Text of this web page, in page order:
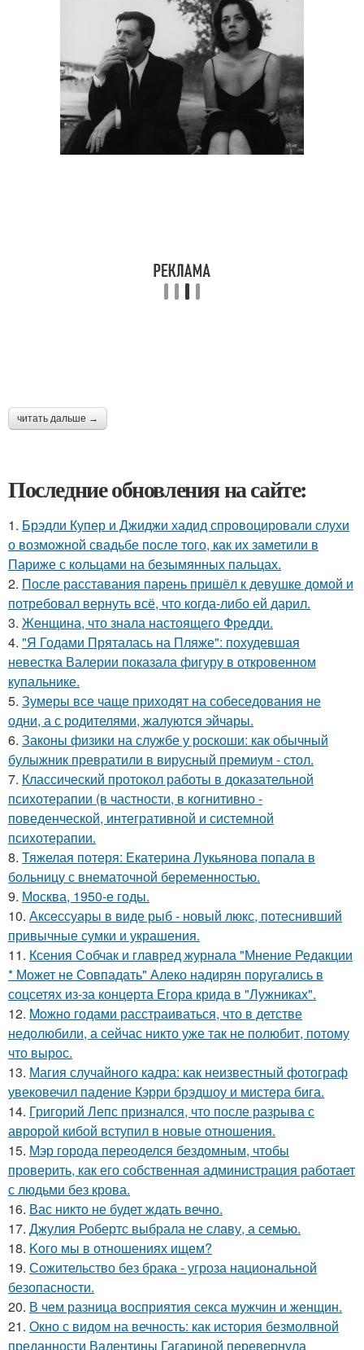
читать дальше →
Последние обновления на сайте:
1. Брэдли Купер и Джиджи хадид спровоцировали слухи
о возможной свадьбе после того, как их заметили в
Париже с кольцами на безымянных пальцах.
2. После расставания парень пришёл к девушке домой и
потребовал вернуть всё, что когда-либо ей дарил.
3. Женщина, что знала настоящего Фредди.
4. "Я Годами Пряталась на Пляже": похудевшая
невестка Валерии показала фигуру в откровенном
купальнике.
5. Зумеры все чаще приходят на собеседования не
одни, а с родителями, жалуются эйчары.
6. Законы физики на службе у роскоши: как обычный
булыжник превратили в вирусный премиум - стол.
7. Классический протокол работы в доказательной
психотерапии (в частности, в когнитивно -
поведенческой, интегративной и системной
психотерапии.
8. Тяжелая потеря: Екатерина Лукьянова попала в
больницу с внематочной беременностью.
9. Москва, 1950-е годы.
10. Аксессуары в виде рыб - новый люкс, потеснивший
привычные сумки и украшения.
11. Ксения Собчак и главред журнала "Мнение Редакции
* Может не Совпадать" Алеко надирян поругались в
соцсетях из-за концерта Егора крида в "Лужниках".
12. Moжнo годами расстраиваться, что в детстве
недолюбили, а сейчас никто уже так не полюбит, потому
что вырос.
13. Магия случайного кадра: как неизвестный фотограф
увековечил падение Кэрри брэдшоу и мистера бига.
14. Григорий Лепс признался, что после разрыва с
авророй кибой вступил в новые отношения.
15. Мэр города переоделся бездомным, чтобы
проверить, как его собственная администрация работает
с людьми без крова.
16. Вас никто не будет ждать вечно.
17. Джулия Робертс выбрала не славу, а семью.
18. Koго мы в отношениях ищем?
19. Сожительство без брака - угроза национальной
безопасности.
20. В чем разница восприятия секса мужчин и женщин.
21. Окно с видом на вечность: как история безмолвной
преданности Валентины Гагариной перевернула